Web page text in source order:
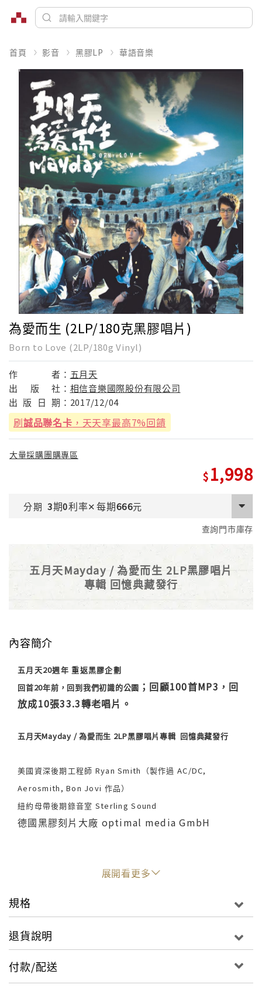
首頁 影音 黑膠LP 華語音樂
為愛而生 (2LP/180克黑膠唱片)
Born to Love (2LP/180g Vinyl)
作 者： 五月天
出
版 社： 相信音樂國際股份有限公司
出 版 日 期： 2017/12/04
刷誠品聯名卡 ，天天享最高7%回饋
大量採購團購專區
1,998
分期 3期0利率✕每期666元
查詢門市庫存
五月天Mayday / 為愛而生 2LP黑膠唱片
專輯 回憶典藏發行
內容簡介
五月天20週年 重返黑膠企劃
回首20年前，回到我們初識的公園 ；回顧100首MP3，回
放成10張33.3轉老唱片。
五月天Mayday / 為愛而生 2LP黑膠唱片專輯 回憶典藏發行
美國資深後期工程師 Ryan Smith（製作過 AC/DC,
Aerosmith, Bon Jovi 作品）
紐約母帶後期錄音室 Sterling Sound
德國黑膠刻片大廠 optimal media GmbH
1. 前傳 00:44
3. 天使 04:10
4. 我又初戀了 03:53
展開看更多
規格
退貨說明
付款/配送